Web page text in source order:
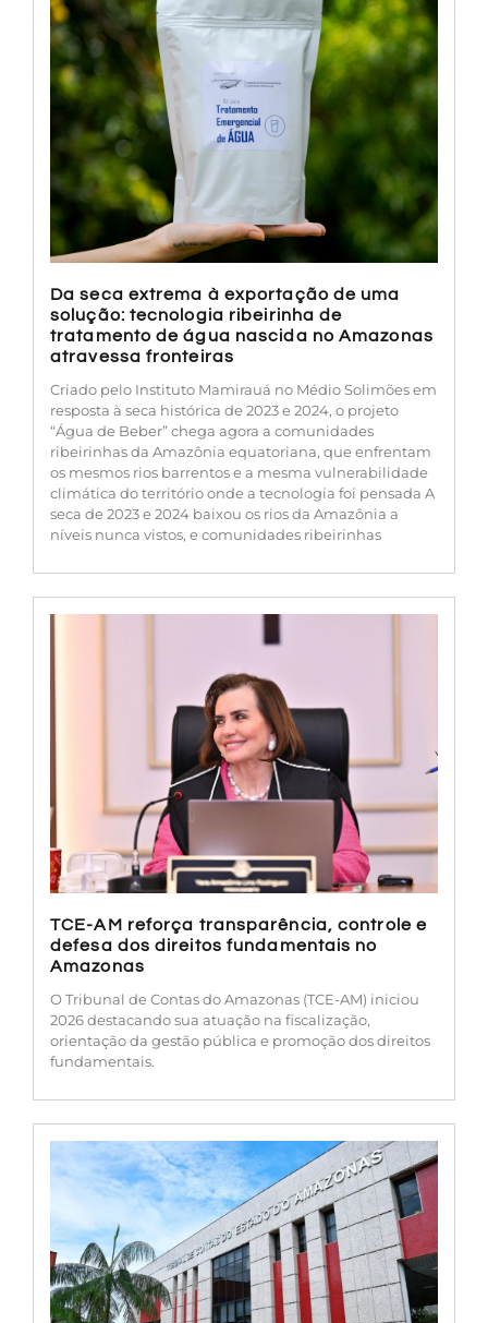
Da seca extrema à exportação de uma
solução: tecnologia ribeirinha de
tratamento de água nascida no Amazonas
atravessa fronteiras
Criado pelo Instituto Mamirauá no Médio Solimões em
resposta à seca histórica de 2023 e 2024, o projeto
“Água de Beber” chega agora a comunidades
ribeirinhas da Amazônia equatoriana, que enfrentam
os mesmos rios barrentos e a mesma vulnerabilidade
climática do território onde a tecnologia foi pensada A
seca de 2023 e 2024 baixou os rios da Amazônia a
níveis nunca vistos, e comunidades ribeirinhas
TCE-AM reforça transparência, controle e
defesa dos direitos fundamentais no
Amazonas
O Tribunal de Contas do Amazonas (TCE-AM) iniciou
2026 destacando sua atuação na fiscalização,
orientação da gestão pública e promoção dos direitos
fundamentais.